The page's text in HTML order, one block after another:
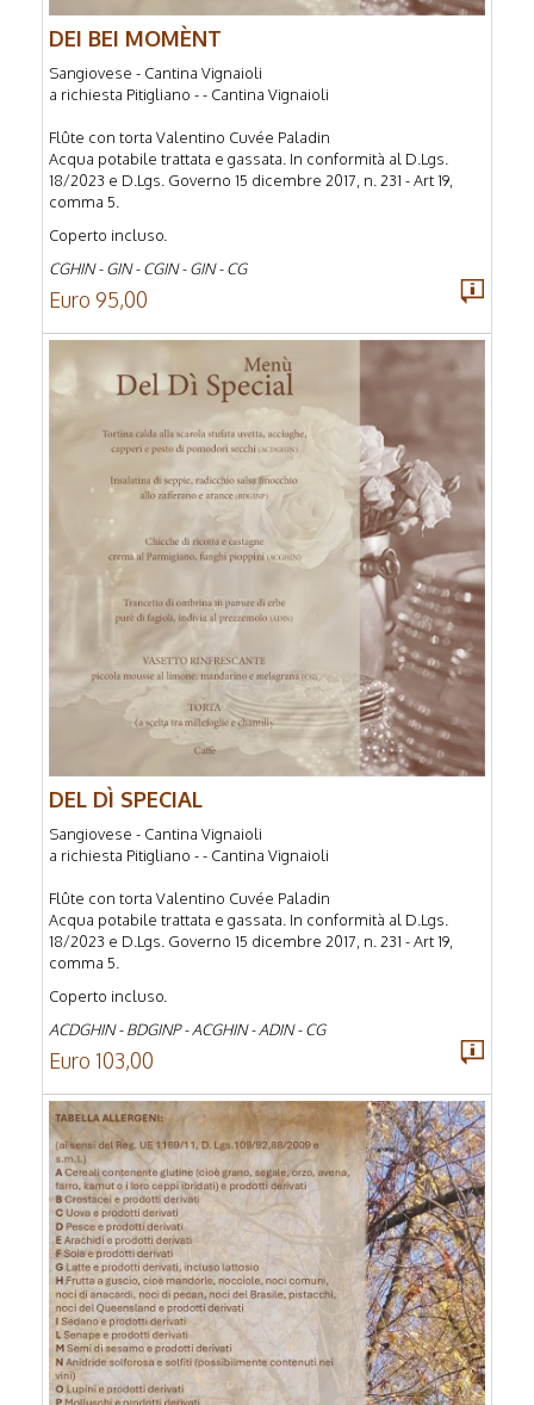
DEI BEI MOMÈNT
Sangiovese - Cantina Vignaioli
a richiesta Pitigliano - - Cantina Vignaioli
Flûte con torta Valentino Cuvée Paladin
Acqua potabile trattata e gassata. In conformità al D.Lgs.
18/2023 e D.Lgs. Governo 15 dicembre 2017, n. 231 - Art 19,
comma 5.
Coperto incluso.
CGHIN - GIN - CGIN - GIN - CG
Euro 95,00
DEL DÌ SPECIAL
Sangiovese - Cantina Vignaioli
a richiesta Pitigliano - - Cantina Vignaioli
Flûte con torta Valentino Cuvée Paladin
Acqua potabile trattata e gassata. In conformità al D.Lgs.
18/2023 e D.Lgs. Governo 15 dicembre 2017, n. 231 - Art 19,
comma 5.
Coperto incluso.
ACDGHIN - BDGINP - ACGHIN - ADIN - CG
Euro 103,00